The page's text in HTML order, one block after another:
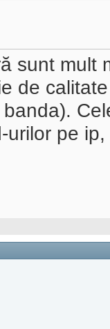
sunt mult
de
urilor pe